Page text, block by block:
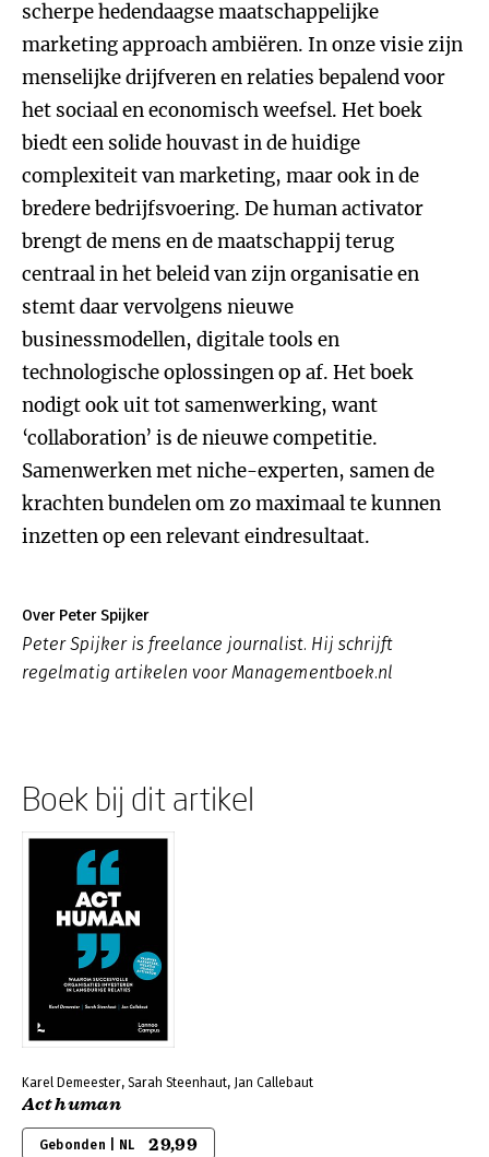
scherpe hedendaagse maatschappelijke
marketing approach ambiëren. In onze visie zijn
menselijke drijfveren en relaties bepalend voor
het sociaal en economisch weefsel. Het boek
biedt een solide houvast in de huidige
complexiteit van marketing, maar ook in de
bredere bedrijfsvoering. De human activator
brengt de mens en de maatschappij terug
centraal in het beleid van zijn organisatie en
stemt daar vervolgens nieuwe
businessmodellen, digitale tools en
technologische oplossingen op af. Het boek
nodigt ook uit tot samenwerking, want
‘collaboration’ is de nieuwe competitie.
Samenwerken met niche-experten, samen de
krachten bundelen om zo maximaal te kunnen
inzetten op een relevant eindresultaat.
Over Peter Spijker
Peter Spijker is freelance journalist. Hij schrijft
regelmatig artikelen voor Managementboek.nl
Boek bij dit artikel
Karel Demeester, Sarah Steenhaut, Jan Callebaut
Act human
Gebonden | NL 29,99